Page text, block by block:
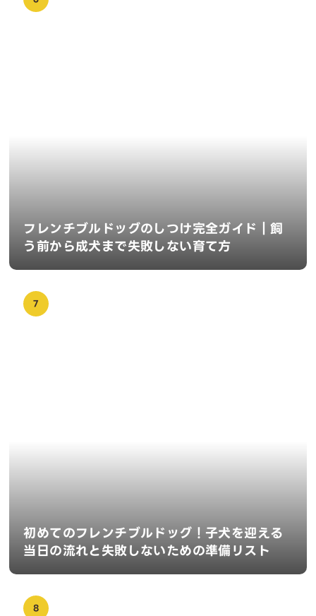
フレンチブルドッグのしつけ完全ガイド｜飼
う前から成犬まで失敗しない育て方
7
初めてのフレンチブルドッグ！子犬を迎える
当日の流れと失敗しないための準備リスト
8